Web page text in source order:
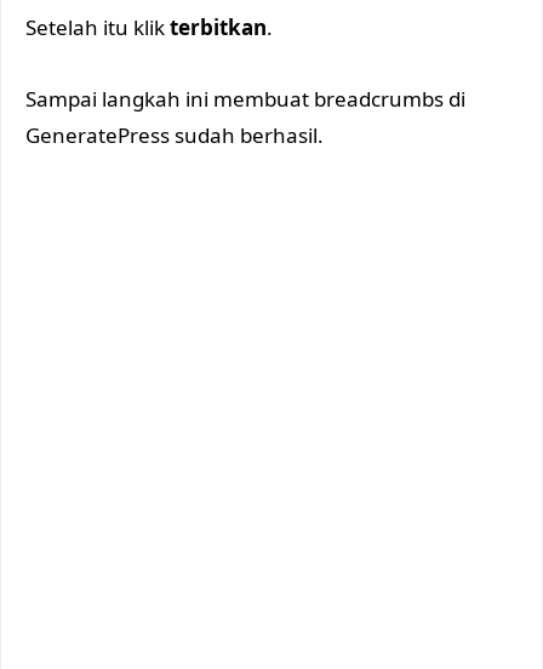
Setelah itu klikterbitkan.
Sampai langkah ini membuat breadcrumbs di
GeneratePress sudah berhasil.